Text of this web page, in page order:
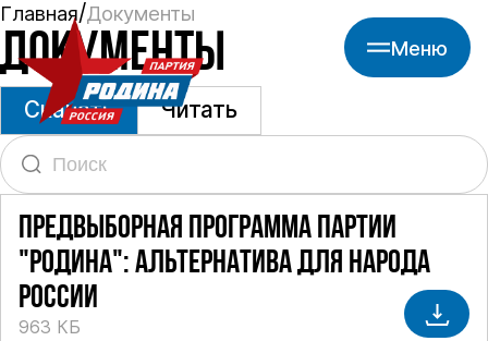
Меню
Главная Документы
ДОКУМЕНТЫ
Скачать Читать
ПРЕДВЫБОРНАЯ ПРОГРАММА ПАРТИИ
"РОДИНА": АЛЬТЕРНАТИВА ДЛЯ НАРОДА
РОССИИ
963 КБ